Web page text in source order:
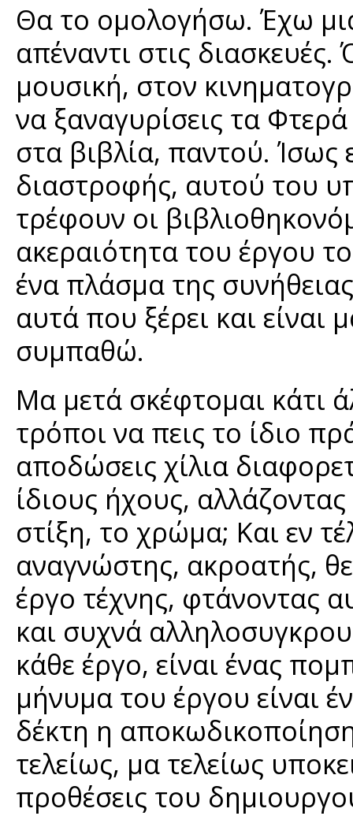
Θα το ομολογήσω. Έχω
απέναντι στις
μουσική, στον
να ξαναγυρίσεις τα
στα βιβλία, παντού. Ίσως
διαστροφής, αυτού του
τρέφουν οι
ακεραιότητα του έργου
ένα πλάσμα της
αυτά που ξέρει και είναι
συμπαθώ.
Μα μετά σκέφτομαι κάτι
τρόποι να πεις το ίδιο
αποδώσεις χίλια
ίδιους ήχους,
στίξη, το χρώμα; Και εν
αναγνώστης, ακροατής,
έργο τέχνης, φτάνοντας
και συχνά
κάθε έργο, είναι ένας
μήνυμα του έργου είναι
δέκτη η
τελείως, μα τελείως
προθέσεις του